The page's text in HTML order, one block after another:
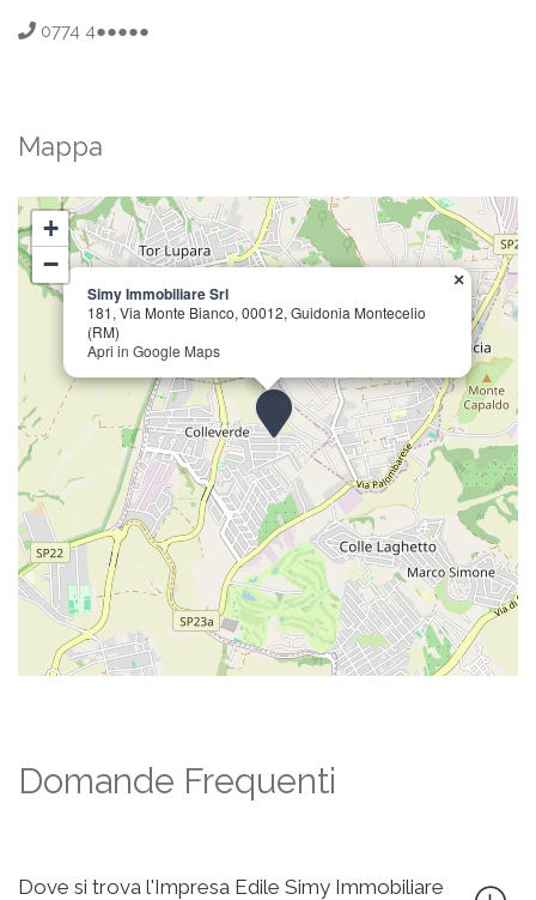
0774 4●●●●●
Mappa
Simy Immobiliare Srl
181, Via Monte Bianco, 00012, Guidonia Montecelio
(RM)
Apri in Google Maps
×
+
−
Domande Frequenti
Dove si trova l'Impresa Edile Simy Immobiliare